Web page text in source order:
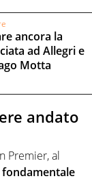
ancora la
ad Allegri e
Motta
andato
Premier, al
fondamentale